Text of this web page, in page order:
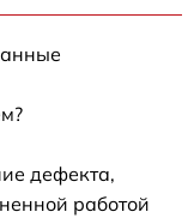
дефекта,
работой